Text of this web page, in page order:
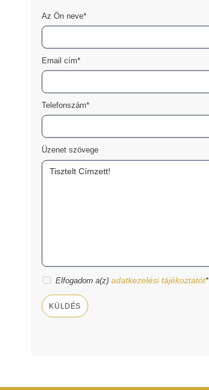
Az Ön neve*
Email cím*
Telefonszám*
Üzenet szövege
Elfogadom a(z) adatkezelési tájékoztatót*
KÜLDÉS